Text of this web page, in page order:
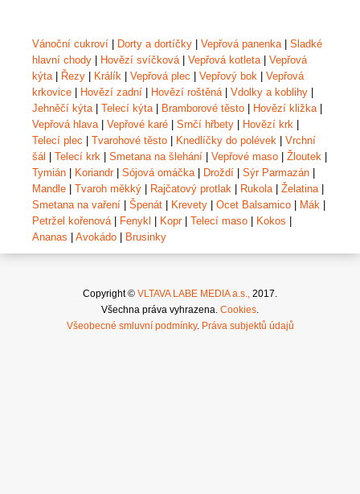
Vánoční cukroví Dorty a dortíčky Vepřová panenka| Sladké
hlavní chody
Hovězí svíčková| Vepřová kotleta| Vepřová
kýta| Řezy Králík Vepřová plec Vepřový bok
Vepřová
krkovice
Hovězí zadní Hovězí roštěná| Vdolky a koblihy
Jehněčí kýta| Telecí kýta| Bramborové těsto Hovězí kližka|
Vepřová hlava| Vepřové karé Srnčí hřbety Hovězí krk
Telecí plec
Tvarohové těsto Knedlíčky do polévek
Vrchní
šál
Telecí krk Smetana na šlehání Vepřové maso Žloutek
Tymián
Koriandr| Sójová omáčka| Droždí Sýr Parmazán
Mandle
Tvaroh měkký Rajčatový protlak Rukola| Želatina|
Smetana na vaření
Špenát Krevety Ocet Balsamico Mák
Petržel kořenová| Fenykl Kopr| Telecí maso Kokos
Ananas
Avokádo Brusinky
Copyright © VLTAVA LABE MEDIA a.s., 2017.
Všechna práva vyhrazena. Cookies.
Všeobecné smluvní podmínky. Práva subjektů údajů